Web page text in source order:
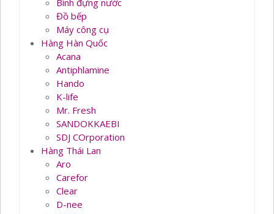
Bình đựng nước
Đồ bếp
Máy công cụ
Hàng Hàn Quốc
Acana
Antiphlamine
Hando
K-life
Mr. Fresh
SANDOKKAEBI
SDJ COrporation
Hàng Thái Lan
Aro
Carefor
Clear
D-nee